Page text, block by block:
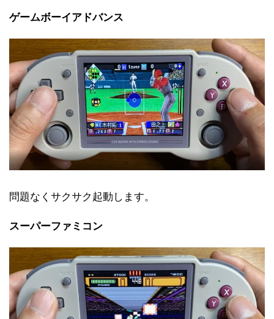
ゲームボーイアドバンス
問題なくサクサク起動します。
スーパーファミコン